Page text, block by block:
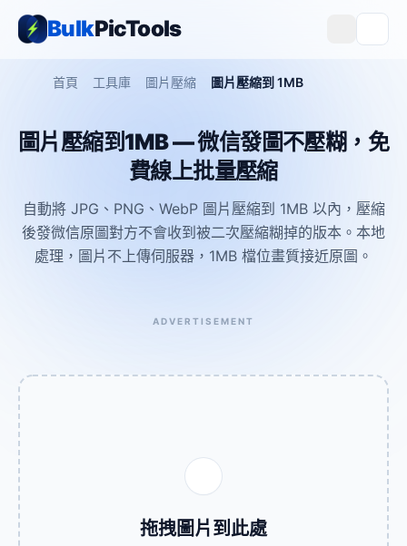
BulkPicTools
首頁 工具庫 圖片壓縮 圖片壓縮到 1MB
圖片壓縮到1MB — 微信發圖不壓糊，免
費線上批量壓縮
自動將 JPG、PNG、WebP 圖片壓縮到 1MB 以內，壓縮
後發微信原圖對方不會收到被二次壓縮糊掉的版本。本地
處理，圖片不上傳伺服器，1MB 檔位畫質接近原圖。
ADVERTISEMENT
拖拽圖片到此處